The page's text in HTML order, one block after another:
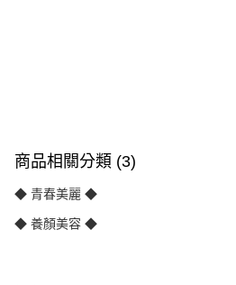
商品相關分類 (3)
◆ 青春美麗 ◆
◆ 養顏美容 ◆